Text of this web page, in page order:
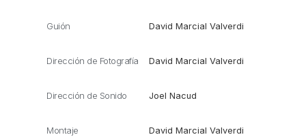
Guión David Marcial Valverdi
Dirección de Fotografía David Marcial Valverdi
Dirección de Sonido Joel Nacud
Montaje David Marcial Valverdi